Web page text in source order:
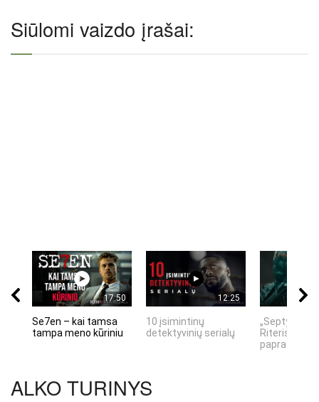
Siūlomi vaizdo įrašai:
17:50
Se7en – kai tamsa
tampa meno kūriniu
12:25
10 įsimintinų
detektyvinių serialų
„Septynių
Riteris" – kai
ALKO TURINYS